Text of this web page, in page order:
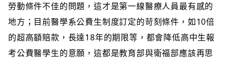
勞動條件不佳的問題，這才是第一線醫療人員最有感的
地方；目前醫學系公費生制度訂定的苛刻條件，如10倍
的超高額賠款，長達18年的期限等，都會降低高中生報
考公費醫學生的意願，這都是教育部與衛福部應該再思